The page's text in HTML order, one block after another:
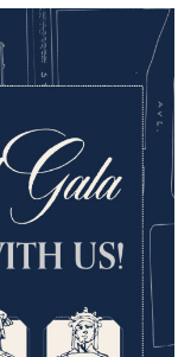
colonisaient
influence, les
auparavant
reproductibles qui